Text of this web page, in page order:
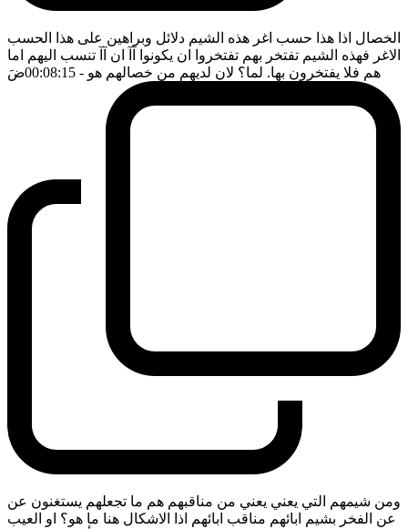
الخصال اذا هذا حسب اغر هذه الشيم دلائل وبراهين على هذا الحسب
الاغر فهذه الشيم تفتخر بهم تفتخروا ان يكونوا آآ ان آآ تنسب اليهم اما
هم فلا يفتخرون بها. لما؟ لان لديهم من خصالهم هو - 00:08:15 ضَ
ومن شيمهم التي يعني يعني من مناقبهم هم ما تجعلهم يستغنون عن
عن الفخر بشيم ابائهم مناقب ابائهم اذا الاشكال هنا ما هو؟ او العيب